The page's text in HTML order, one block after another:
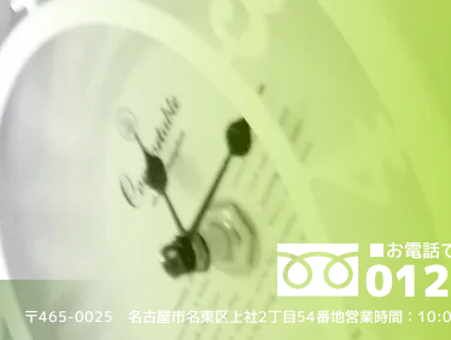
〒465-0025 名古屋市名東区上社2丁目54番地営業時間：10